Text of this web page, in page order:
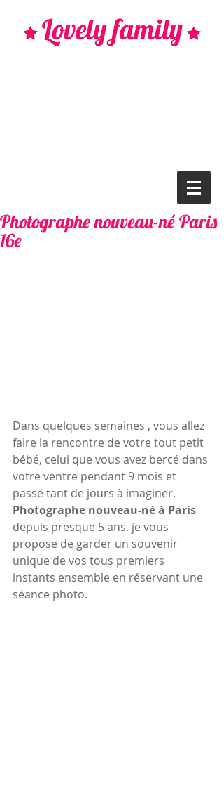
Photographe nouveau-né Paris
16e
Dans quelques semaines , vous allez
faire la rencontre de votre tout petit
bébé, celui que vous avez bercé dans
votre ventre pendant 9 mois et
passé tant de jours à imaginer.
Photographe nouveau-né à Paris
depuis presque 5 ans, je vous
propose de garder un souvenir
unique de vos tous premiers
instants ensemble en réservant une
séance photo.